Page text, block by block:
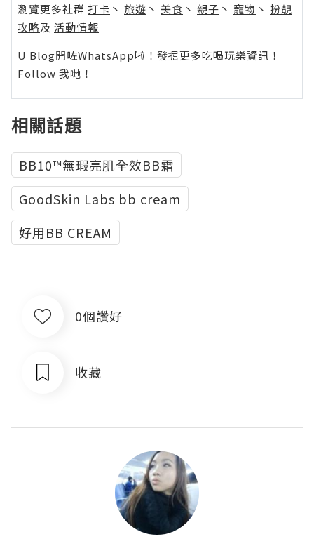
瀏覽更多社群 打卡 丶 旅遊 丶 美食 丶 親子 丶 寵物 丶 扮靚
攻略及 活動情報
U Blog開咗WhatsApp啦！發掘更多吃喝玩樂資訊！
Follow 我哋 ！
相關話題
BB10™無瑕亮肌全效BB霜
GoodSkin Labs bb cream
好用BB CREAM
0個讚好
收藏